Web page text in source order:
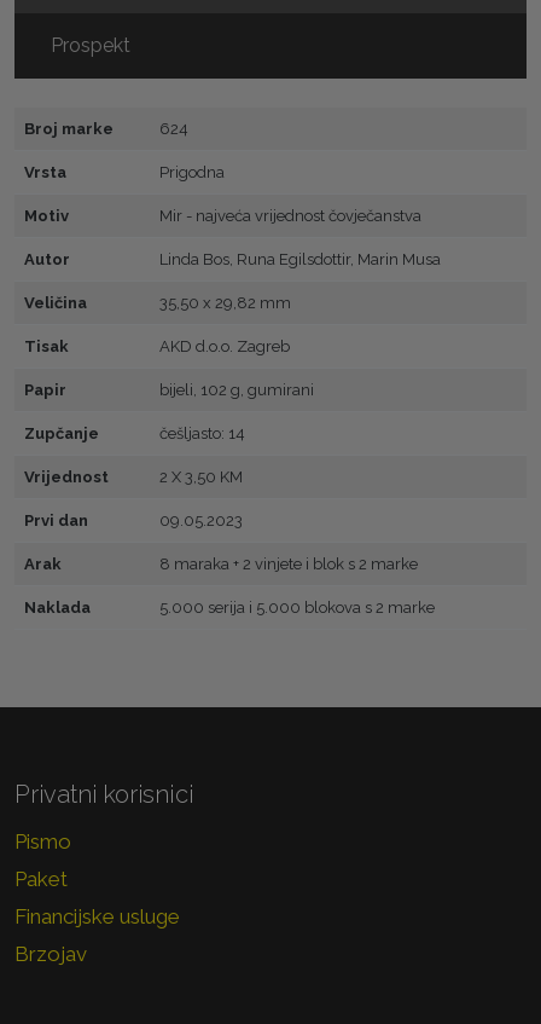
Prospekt
Broj marke 624
Vrsta Prigodna
Motiv Mir - najveća vrijednost čovječanstva
Autor Linda Bos, Runa Egilsdottir, Marin Musa
Veličina 35,50 x 29,82 mm
Tisak AKD d.o.o. Zagreb
Papir bijeli, 102 g, gumirani
Zupčanje češljasto: 14
Vrijednost 2 X 3,50 KM
Prvi dan 09.05.2023
Arak 8 maraka + 2 vinjete i blok s 2 marke
Naklada 5.000 serija i 5.000 blokova s 2 marke
Privatni korisnici
Pismo
Paket
Financijske usluge
Brzojav